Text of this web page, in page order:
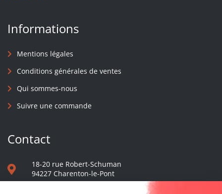
Informations
Mentions légales
Conditions générales de ventes
Qui sommes-nous
Suivre une commande
Contact
18-20 rue Robert-Schuman
94227 Charenton-le-Pont